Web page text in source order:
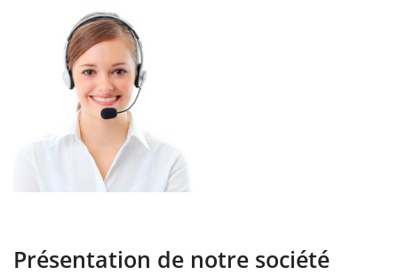
Présentation de notre société